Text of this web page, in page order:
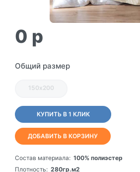
0 p
Общий размер
150х200
КУПИТЬ В 1 КЛИК
ДОБАВИТЬ В КОРЗИНУ
Состав материала: 100% полиэстер
Плотность: 280гр.м2